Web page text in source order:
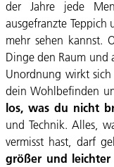
der Jahre jede
ausgefranzte
mehr sehen kannst.
Dinge den Raum und
Unordnung wirkt
dein Wohlbefinden
los, was du nicht
und Technik. Alles,
vermisst hast, darf
größer und leichter